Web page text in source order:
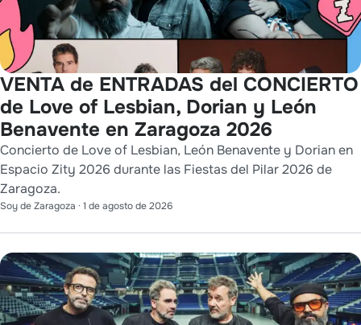
VENTA de ENTRADAS del CONCIERTO
de Love of Lesbian, Dorian y León
Benavente en Zaragoza 2026
Concierto de Love of Lesbian, León Benavente y Dorian en
Espacio Zity 2026 durante las Fiestas del Pilar 2026 de
Zaragoza.
Soy de Zaragoza · 1 de agosto de 2026